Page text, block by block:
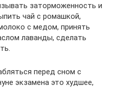
заторможенность и
чай с ромашкой,
с медом, принять
лаванды, сделать
перед сном с
экзамена это худшее,